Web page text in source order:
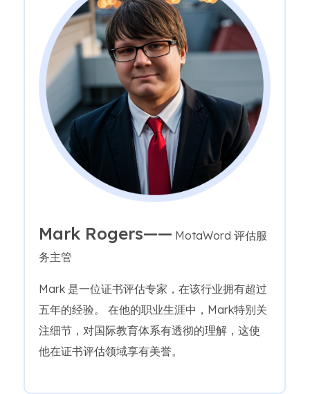
Mark Rogers—— MotaWord 评估服
务主管
Mark 是一位证书评估专家，在该行业拥有超过
五年的经验。 在他的职业生涯中，Mark特别关
注细节，对国际教育体系有透彻的理解，这使
他在证书评估领域享有美誉。